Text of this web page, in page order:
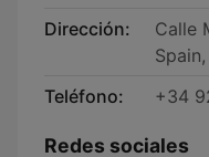
Dirección:
Calle
Teléfono:
+34
Redes sociales